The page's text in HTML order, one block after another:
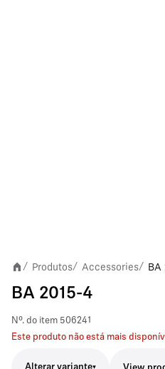
/ Produtos/ Accessories/ BA
BA 2015-4
Nº. do item 506241
Este produto não está mais